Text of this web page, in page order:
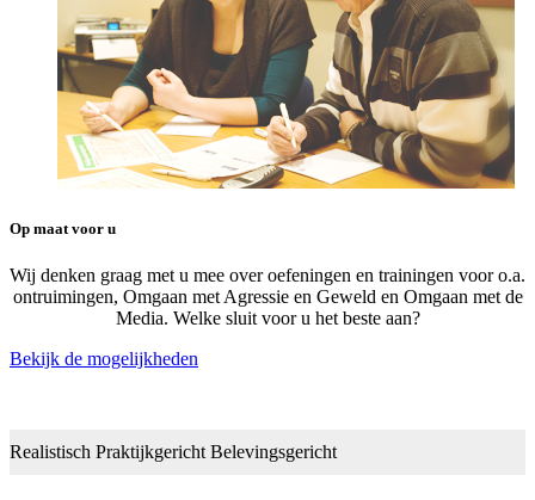
Op maat voor u
Wij denken graag met u mee over oefeningen en trainingen voor o.a.
ontruimingen, Omgaan met Agressie en Geweld en Omgaan met de
Media. Welke sluit voor u het beste aan?
Bekijk de mogelijkheden
Realistisch Praktijkgericht Belevingsgericht